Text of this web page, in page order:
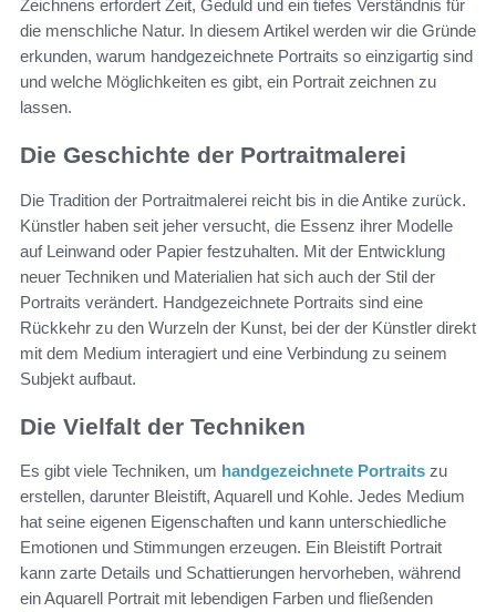
Zeichnens erfordert Zeit, Geduld und ein tiefes Verständnis für
die menschliche Natur. In diesem Artikel werden wir die Gründe
erkunden, warum handgezeichnete Portraits so einzigartig sind
und welche Möglichkeiten es gibt, ein Portrait zeichnen zu
lassen.
Die Geschichte der Portraitmalerei
Die Tradition der Portraitmalerei reicht bis in die Antike zurück.
Künstler haben seit jeher versucht, die Essenz ihrer Modelle
auf Leinwand oder Papier festzuhalten. Mit der Entwicklung
neuer Techniken und Materialien hat sich auch der Stil der
Portraits verändert. Handgezeichnete Portraits sind eine
Rückkehr zu den Wurzeln der Kunst, bei der der Künstler direkt
mit dem Medium interagiert und eine Verbindung zu seinem
Subjekt aufbaut.
Die Vielfalt der Techniken
Es gibt viele Techniken, um handgezeichnete Portraits zu
erstellen, darunter Bleistift, Aquarell und Kohle. Jedes Medium
hat seine eigenen Eigenschaften und kann unterschiedliche
Emotionen und Stimmungen erzeugen. Ein Bleistift Portrait
kann zarte Details und Schattierungen hervorheben, während
ein Aquarell Portrait mit lebendigen Farben und fließenden